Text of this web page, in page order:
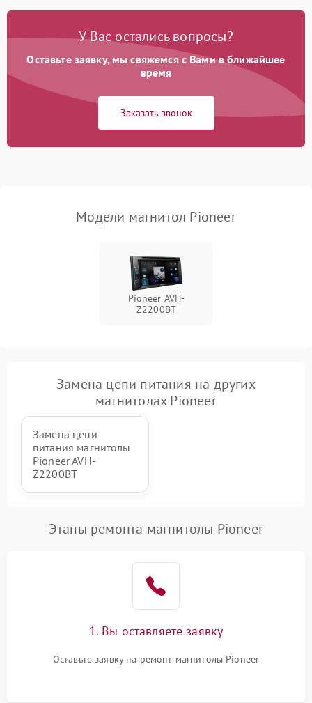
У Вас остались вопросы?
Оставьте заявку, мы свяжемся с Вами в ближайшее
время
Заказать звонок
Модели магнитол Pioneer
Pioneer AVH-
Z2200BT
Замена цепи питания на других
магнитолах Pioneer
Замена цепи
питания магнитолы
Pioneer AVH-
Z2200BT
Этапы ремонта магнитолы Pioneer
1. Вы оставляете заявку
Оставьте заявку на ремонт магнитолы Pioneer